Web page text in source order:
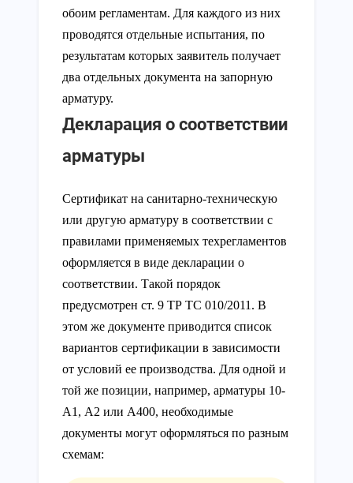
обоим регламентам. Для каждого из них
проводятся отдельные испытания, по
результатам которых заявитель получает
два отдельных документа на запорную
арматуру.
Декларация о соответствии
арматуры
Сертификат на санитарно-техническую
или другую арматуру в соответствии с
правилами применяемых техрегламентов
оформляется в виде декларации о
соответствии. Такой порядок
предусмотрен ст. 9 ТР ТС 010/2011. В
этом же документе приводится список
вариантов сертификации в зависимости
от условий ее производства. Для одной и
той же позиции, например, арматуры 10-
А1, А2 или А400, необходимые
документы могут оформляться по разным
схемам: